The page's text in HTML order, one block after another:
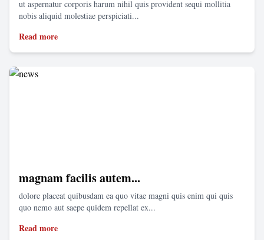
ut aspernatur corporis harum nihil quis provident sequi mollitia
nobis aliquid molestiae perspiciati...
Read more
magnam facilis autem...
dolore placeat quibusdam ea quo vitae magni quis enim qui quis
quo nemo aut saepe quidem repellat ex...
Read more